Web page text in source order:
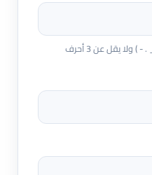
يقل عن 3 أحرف